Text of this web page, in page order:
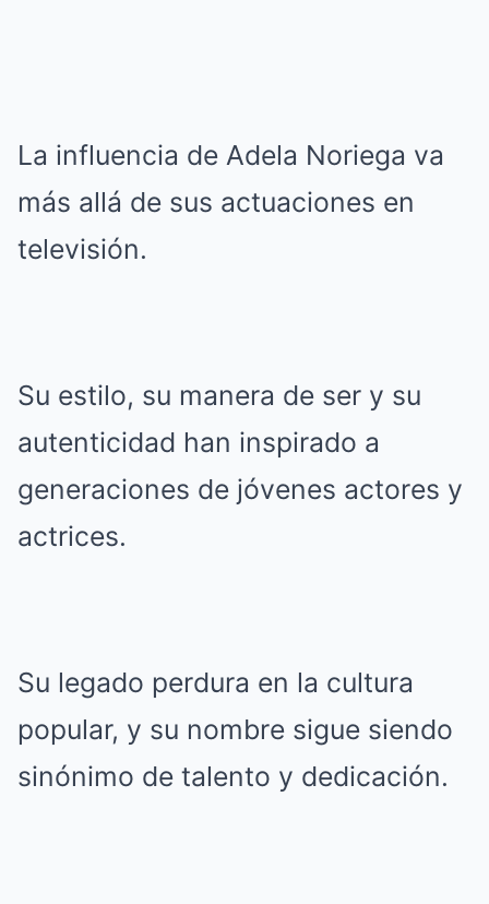
La influencia de Adela Noriega va
más allá de sus actuaciones en
televisión.
Su estilo, su manera de ser y su
autenticidad han inspirado a
generaciones de jóvenes actores y
actrices.
Su legado perdura en la cultura
popular, y su nombre sigue siendo
sinónimo de talento y dedicación.